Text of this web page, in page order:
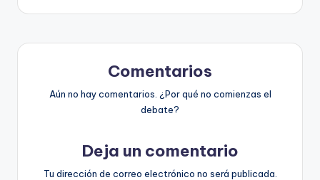
Comentarios
Aún no hay comentarios. ¿Por qué no comienzas el
debate?
Deja un comentario
Tu dirección de correo electrónico no será publicada.